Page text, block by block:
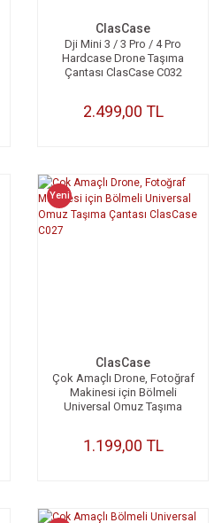
ClasCase
Dji Mini 3 / 3 Pro / 4 Pro
Hardcase Drone Taşıma
Çantası ClasCase C032
2.499,00 TL
Yeni
ClasCase
Çok Amaçlı Drone, Fotoğraf
Makinesi için Bölmeli
Universal Omuz Taşıma
1.199,00 TL